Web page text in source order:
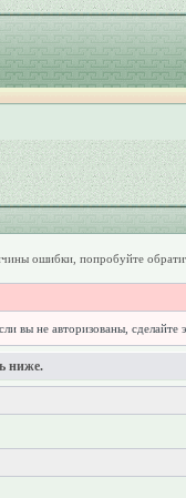
ошибки, попробуйте
вы не авторизованы,
ниже.